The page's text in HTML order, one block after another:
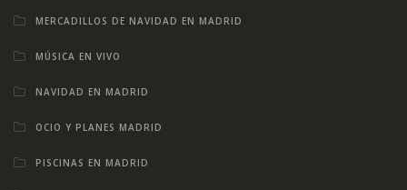
MERCADILLOS DE NAVIDAD EN MADRID
MÚSICA EN VIVO
NAVIDAD EN MADRID
OCIO Y PLANES MADRID
PISCINAS EN MADRID